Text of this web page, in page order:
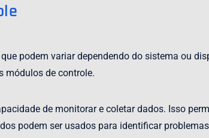
podem variar dependendo do sistema ou
módulos de controle.
de monitorar e coletar dados. Isso
podem ser usados para identificar